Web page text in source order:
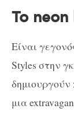
Το
Είναι
Styles στην
δημιουργούν
μια